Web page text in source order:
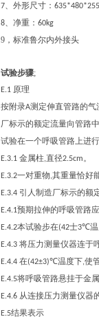
7、外形尺寸： 635*480*255
8、净重： 60kg
9，标准鲁尔内外接头
试验步骤;
E.1 原理
按附录A测定伸直管路的
厂标示的额定流量向管路
试验在一个呼吸管路上进
E.3.1 金属柱,直径2.5cm。
E.3.2一对重物,其重量恰好
E.3.4 引人制造厂标示的额
E.4.1预期拉伸的呼吸管路
E.4.2本试验步在(42士3℃
E.4.3 将压力测量仪器连于
E.4.4 在(42±3)℃温度下,使
E.4.5将呼吸管路悬挂于金
E.4.6 从连接压力测量仪器
E.5结果表示